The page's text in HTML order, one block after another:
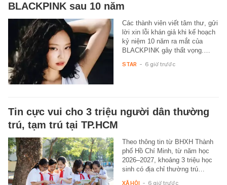
BLACKPINK sau 10 năm
Các thành viên viết tâm thư, gửi
lời xin lỗi khán giả khi kế hoạch
kỷ niệm 10 năm ra mắt của
BLACKPINK gây thất vọng.…
STAR - 6 giờ trước
Tin cực vui cho 3 triệu người dân thường
trú, tạm trú tại TP.HCM
Theo thông tin từ BHXH Thành
phố Hồ Chí Minh, từ năm học
2026–2027, khoảng 3 triệu học
sinh có địa chỉ thường trú…
XÃ HỘI - 6 giờ trước